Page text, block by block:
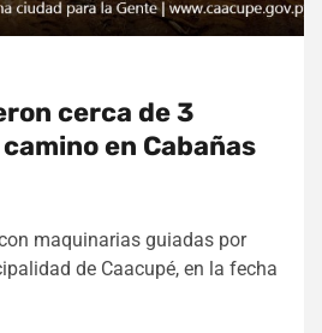
cerca de 3
en Cabañas
maquinarias guiadas por
de Caacupé, en la fecha